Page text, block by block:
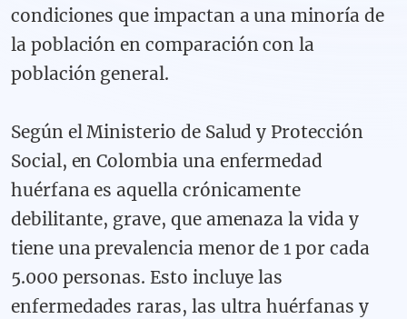
condiciones que impactan a una minoría de
la población en comparación con la
población general.
Según el Ministerio de Salud y Protección
Social, en Colombia una enfermedad
huérfana es aquella crónicamente
debilitante, grave, que amenaza la vida y
tiene una prevalencia menor de 1 por cada
5.000 personas. Esto incluye las
enfermedades raras, las ultra huérfanas y